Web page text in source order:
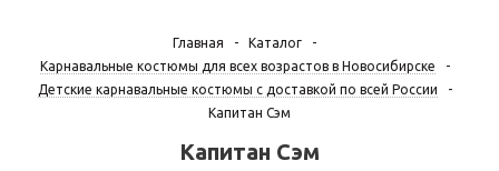
Главная - Каталог
-
Карнавальные костюмы для всех возрастов в Новосибирске
-
Детские карнавальные костюмы с доставкой по всей России
-
Капитан Сэм
Капитан Сэм